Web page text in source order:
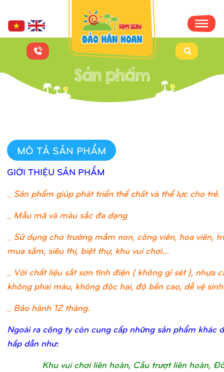
MÔ TẢ SẢN PHẨM
GIỚI THIỆU SẢN PHẨM
Sản phẩm giúp phát triển thể chất và thể lực cho trẻ.
_ Mẫu mã và màu sắc đa dạng
_ Sử dụng cho trường mầm non, công viên, hoa viên,
mua sắm, siêu thị, biệt thự, khu vui chơi…
_ Với chất liệu sắt sơn tĩnh điện ( không gỉ sét ), nhựa
không phai màu, không độc hại, độ bền cao, dễ vệ
_ Bảo hành 12 tháng.
Ngoài ra công ty còn cung cấp những sản phẩm khác
hấp dẫn như:
Khu vui chơi liên hoàn, Cầu trượt liên hoàn,